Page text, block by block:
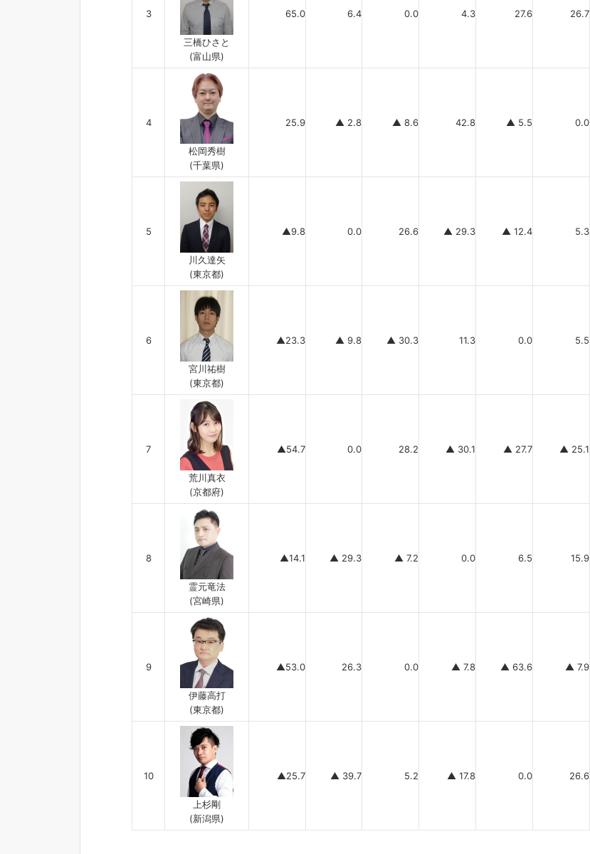
3
三橋ひさと
(富山県)
65.0 6.4 0.0 4.3 27.6 26.7
4
松岡秀樹
(千葉県)
25.9 ▲ 2.8 ▲ 8.6 42.8 ▲ 5.5 0.0
5
川久達矢
(東京都)
▲9.8 0.0 26.6 ▲ 29.3 ▲ 12.4 5.3
6
宮川祐樹
(東京都)
▲23.3 ▲ 9.8 ▲ 30.3 11.3 0.0 5.5
7
荒川真衣
(京都府)
▲54.7 0.0 28.2 ▲ 30.1 ▲ 27.7 ▲ 25.1
8
霊元竜法
(宮崎県)
▲14.1 ▲ 29.3 ▲ 7.2 0.0 6.5 15.9
9
伊藤高打
(東京都)
▲53.0 26.3 0.0 ▲ 7.8 ▲ 63.6 ▲ 7.9
10
上杉剛
(新潟県)
▲25.7 ▲ 39.7 5.2 ▲ 17.8 0.0 26.6